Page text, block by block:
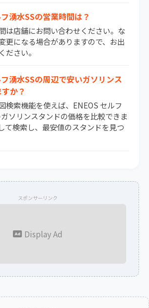
湧水SSの営業時間は？
は店舗にお問い合わせください。な
更になる場合がありますので、お出
ださい。
湧水SSの周辺で安いガソリンス
か？
検索機能を使えば、ENEOS セルフ
ソリンスタンドの価格を比較できま
て検索し、最安値のスタンドを見つ
スポンサーリンク
Display Ad